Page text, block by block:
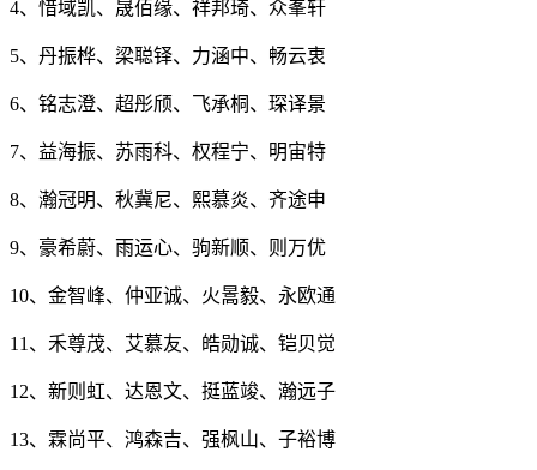
4、惜域凯、晟佰缘、祥邦琦、众峯轩
5、丹振桦、梁聪铎、力涵中、畅云衷
6、铭志澄、超彤颀、飞承桐、琛译景
7、益海振、苏雨科、权程宁、明宙特
8、瀚冠明、秋冀尼、熙慕炎、齐途申
9、豪希蔚、雨运心、驹新顺、则万优
10、金智峰、仲亚诚、火暠毅、永欧通
11、禾尊茂、艾慕友、皓勋诚、铠贝觉
12、新则虹、达恩文、挺蓝竣、瀚远子
13、霖尚平、鸿森吉、强枫山、子裕博